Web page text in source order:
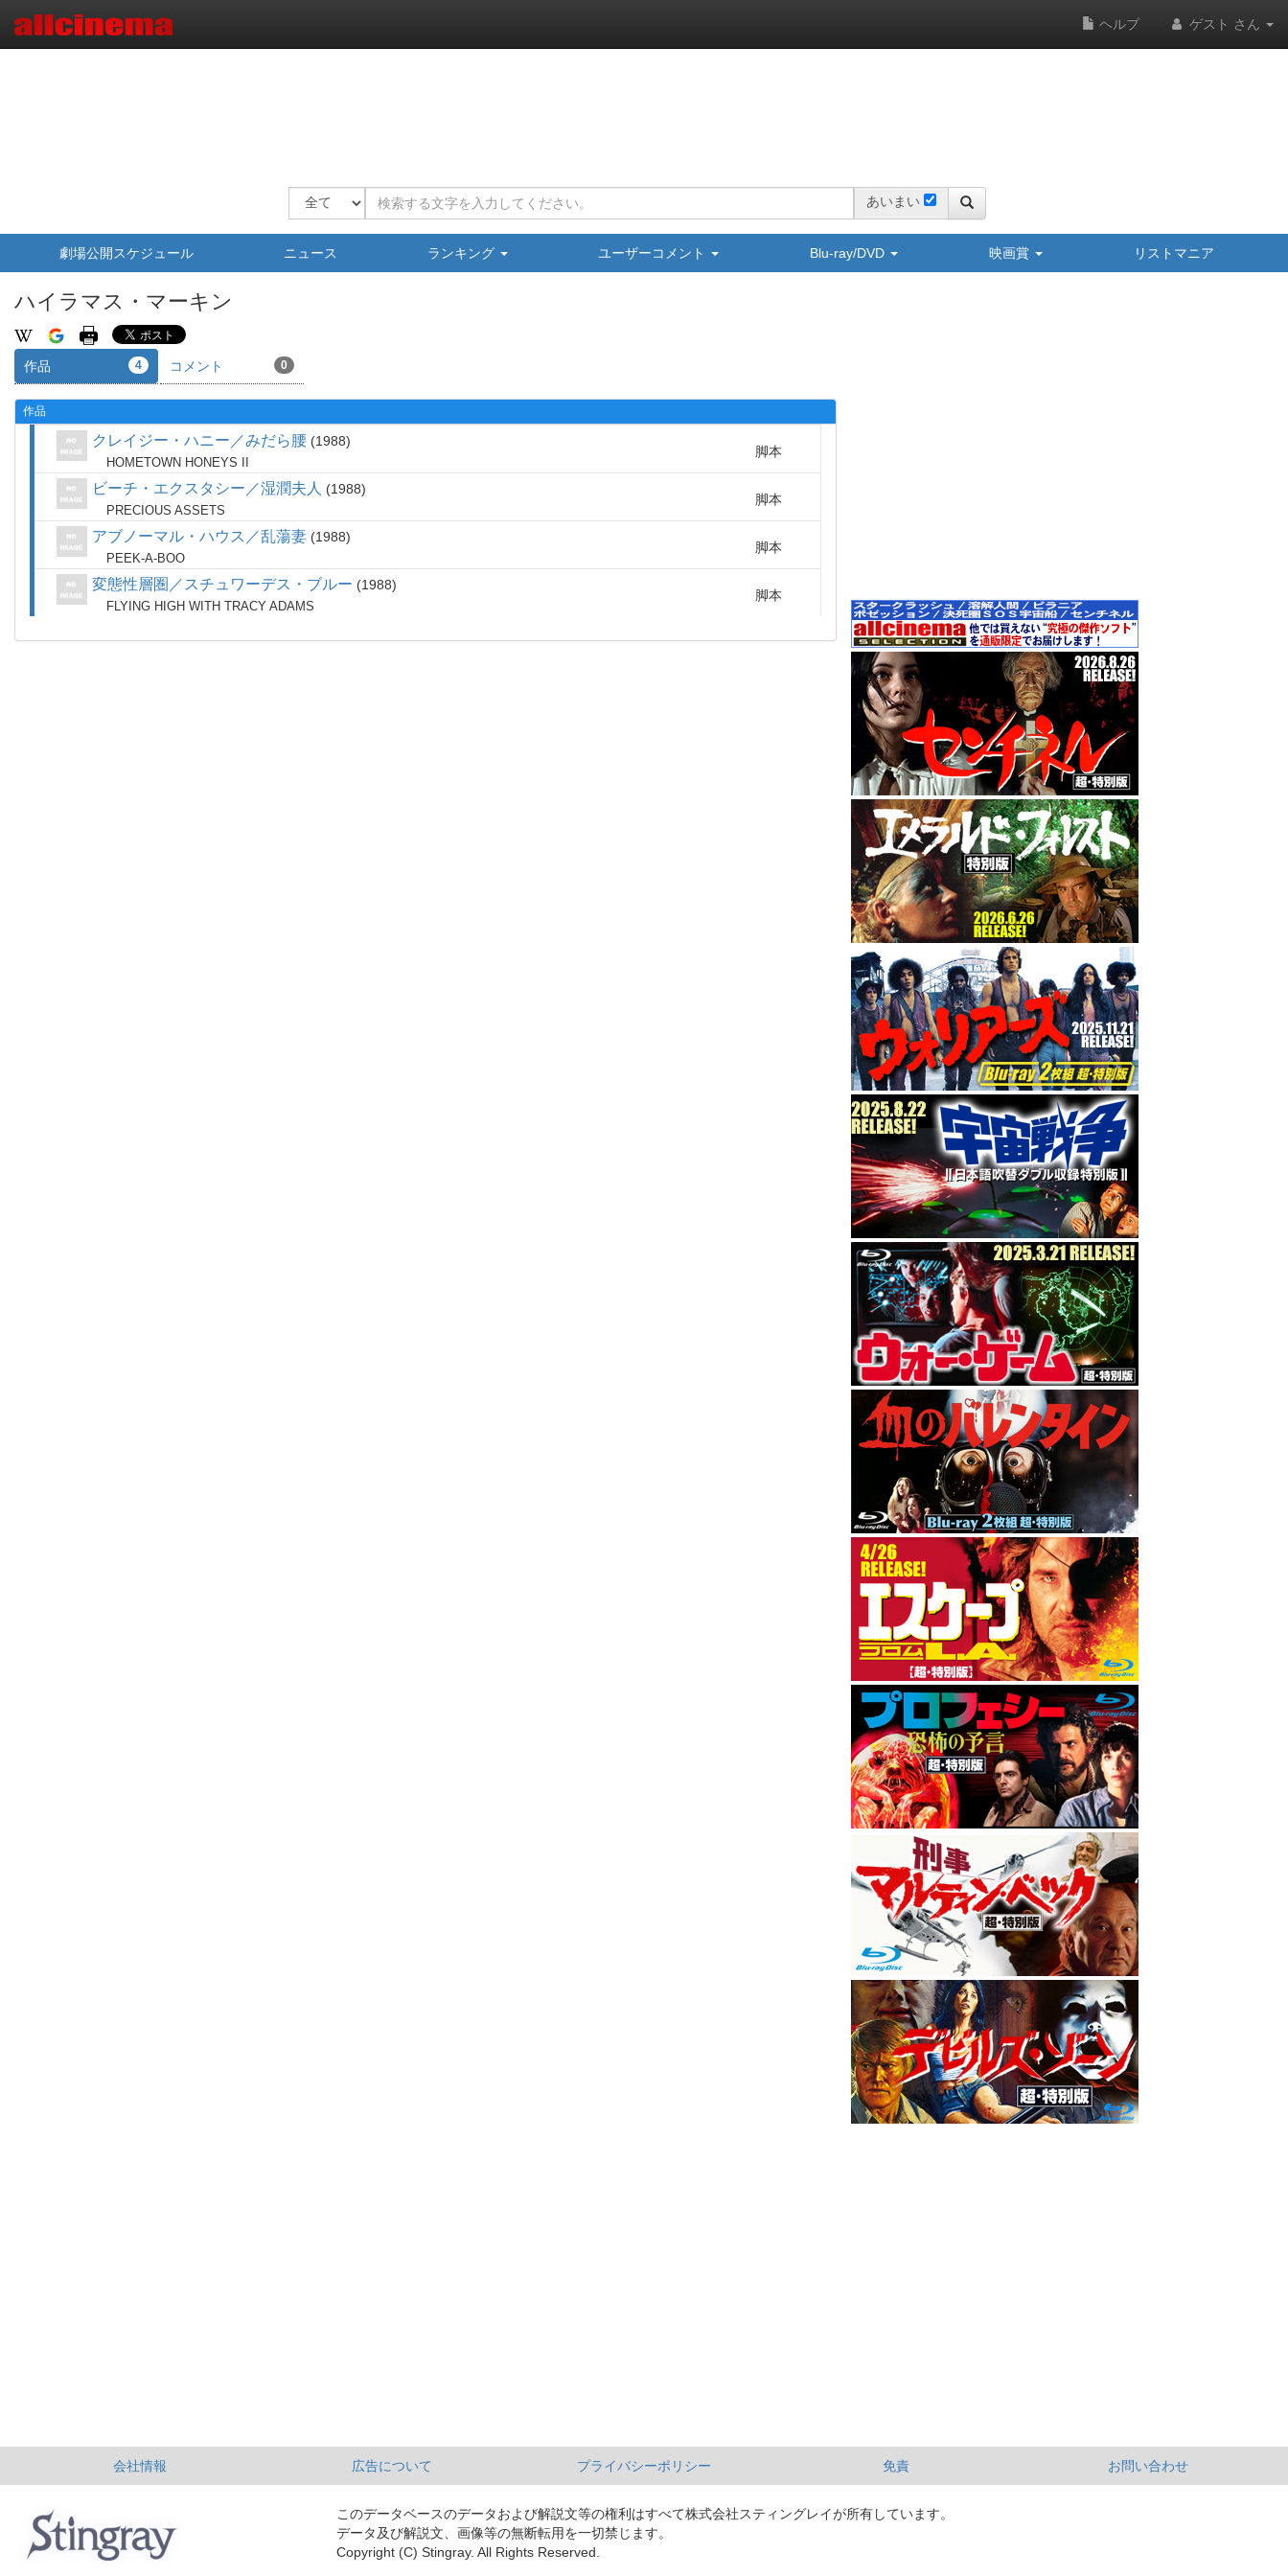
ヘルプ ゲスト さん
あいまい
劇場公開スケジュール ニュース ランキング ユーザーコメント Blu-ray/DVD 映画賞 リストマニア
ハイラマス・マーキン
作品 4 コメント 0
作品
クレイジー・ハニー／みだら腰 1988
HOMETOWN HONEYS II
脚本
ビーチ・エクスタシー／湿潤夫人 1988
PRECIOUS ASSETS
脚本
アブノーマル・ハウス／乱蕩妻 1988
PEEK-A-BOO
脚本
変態性層圏／スチュワーデス・ブルー 1988
FLYING HIGH WITH TRACY ADAMS
脚本
会社情報 広告について プライバシーポリシー 免責 お問い合わせ
このデータベースのデータおよび解説文等の権利はすべて株式会社スティングレイが所有しています。
データ及び解説文、画像等の無断転用を一切禁じます。
Copyright (C) Stingray. All Rights Reserved.